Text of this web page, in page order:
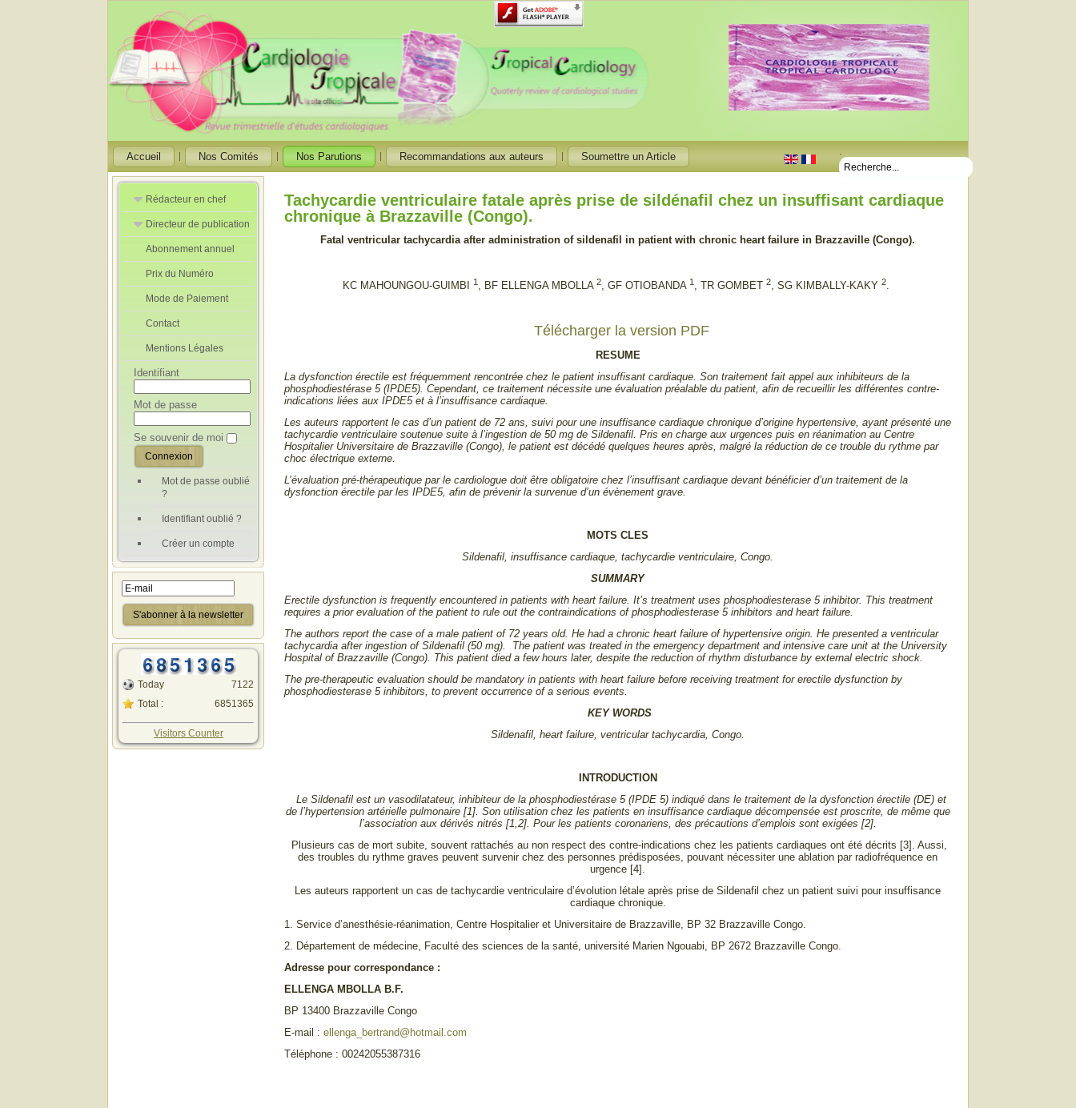
.
Accueil Nos Comités Nos Parutions Recommandations aux auteurs Soumettre un Article
Rédacteur en chef
Rédacteurs en
Chef Adjoint
Directeur de publication
Directeur de
publication
adjoint
Abonnement annuel
Prix du Numéro
Mode de Paiement
Contact
Mentions Légales
Identifiant
Mot de passe
Se souvenir de moi
Mot de passe oublié
?
Identifiant oublié ?
Créer un compte
Today
Total :
7122
6851365
Visitors Counter
Tachycardie ventriculaire fatale après prise de sildénafil chez un insuffisant cardiaque
chronique à Brazzaville (Congo).
Fatal ventricular tachycardia after administration of sildenafil in patient with chronic heart failure in Brazzaville (Congo).
KC MAHOUNGOU-GUIMBI1 , BF ELLENGA MBOLLA2, GF OTIOBANDA1 , TR GOMBET2, SG KIMBALLY-KAKY2.
Télécharger la version PDF
RESUME
La dysfonction érectile est fréquemment rencontrée chez le patient insuffisant cardiaque. Son traitement fait appel aux inhibiteurs de la
phosphodiestérase 5 (IPDE5). Cependant, ce traitement nécessite une évaluation préalable du patient, afin de recueillir les différentes contre-
indications liées aux IPDE5 et à l’insuffisance cardiaque.
Les auteurs rapportent le cas d’un patient de 72 ans, suivi pour une insuffisance cardiaque chronique d’origine hypertensive, ayant présenté une
tachycardie ventriculaire soutenue suite à l’ingestion de 50 mg de Sildenafil. Pris en charge aux urgences puis en réanimation au Centre
Hospitalier Universitaire de Brazzaville (Congo), le patient est décédé quelques heures après, malgré la réduction de ce trouble du rythme par
choc électrique externe.
L’évaluation pré-thérapeutique par le cardiologue doit être obligatoire chez l’insuffisant cardiaque devant bénéficier d’un traitement de la
dysfonction érectile par les IPDE5, afin de prévenir la survenue d’un évènement grave.
MOTS CLES
Sildenafil, insuffisance cardiaque, tachycardie ventriculaire, Congo.
SUMMARY
Erectile dysfunction is frequently encountered in patients with heart failure. It’s treatment uses phosphodiesterase 5 inhibitor. This treatment
requires a prior evaluation of the patient to rule out the contraindications of phosphodiesterase 5 inhibitors and heart failure.
The authors report the case of a male patient of 72 years old. He had a chronic heart failure of hypertensive origin. He presented a ventricular
tachycardia after ingestion of Sildenafil (50 mg). The patient was treated in the emergency department and intensive care unit at the University
Hospital of Brazzaville (Congo). This patient died a few hours later, despite the reduction of rhythm disturbance by external electric shock.
The pre-therapeutic evaluation should be mandatory in patients with heart failure before receiving treatment for erectile dysfunction by
phosphodiesterase 5 inhibitors, to prevent occurrence of a serious events.
KEY WORDS
Sildenafil, heart failure, ventricular tachycardia, Congo.
INTRODUCTION
Le Sildenafil est un vasodilatateur, inhibiteur de la phosphodiestérase 5 (IPDE 5) indiqué dans le traitement de la dysfonction érectile (DE) et
de l’hypertension artérielle pulmonaire [1]. Son utilisation chez les patients en insuffisance cardiaque décompensée est proscrite, de même que
l’association aux dérivés nitrés [1,2]. Pour les patients coronariens, des précautions d’emplois sont exigées [2].
Plusieurs cas de mort subite, souvent rattachés au non respect des contre-indications chez les patients cardiaques ont été décrits [3]. Aussi,
des troubles du rythme graves peuvent survenir chez des personnes prédisposées, pouvant nécessiter une ablation par radiofréquence en
urgence [4].
Les auteurs rapportent un cas de tachycardie ventriculaire d’évolution létale après prise de Sildenafil chez un patient suivi pour insuffisance
cardiaque chronique.
1. Service d’anesthésie-réanimation, Centre Hospitalier et Universitaire de Brazzaville, BP 32 Brazzaville Congo.
2. Département de médecine, Faculté des sciences de la santé, université Marien Ngouabi, BP 2672 Brazzaville Congo.
Adresse pour correspondance :
ELLENGA MBOLLA B.F.
BP 13400 Brazzaville Congo
E-mail :ellenga_bertrand@hotmail.com
Téléphone : 00242055387316